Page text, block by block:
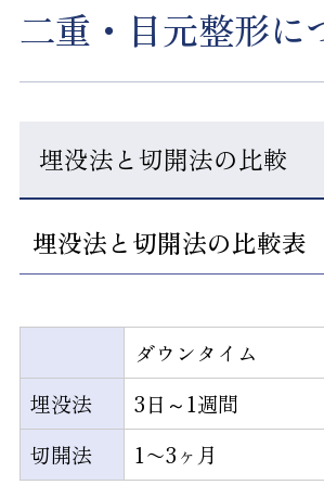
二重・目元整形に
埋没法と切開法の比較
埋没法と切開法の比較表
ダウンタイム
埋没法
3日～1週間
切開法
1〜3ヶ月